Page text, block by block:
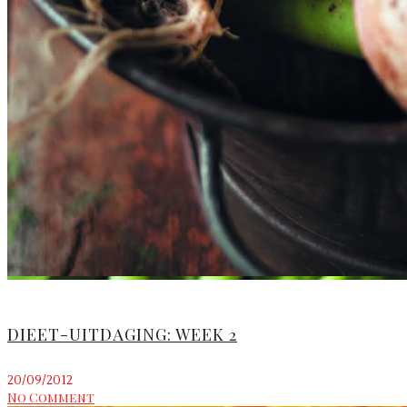
DIEET-UITDAGING: WEEK 2
20/09/2012
No Comment